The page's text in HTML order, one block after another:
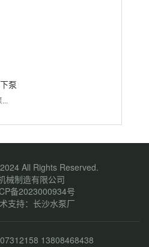
泵
All Rights Reserved.
械制造有限公司
备2023000934号
支持： 长沙水泵厂
13808468438